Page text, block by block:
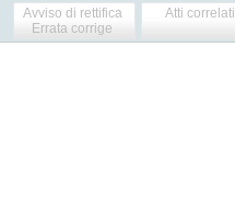
Avviso di rettifica
Errata corrige
Atti correlati